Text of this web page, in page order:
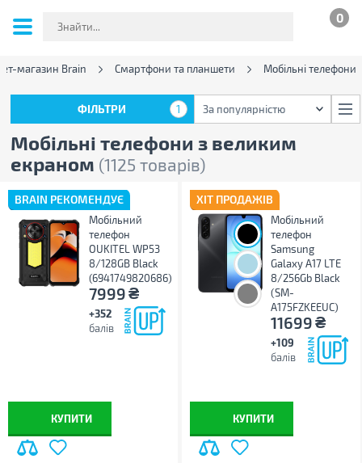
0
магазин Brain Смартфони та планшети Мобільні телефони
Мобільні телефони з великим
екраном (1125 товарів)
ФІЛЬТРИ 1 За популярністю
BRAIN РЕКОМЕНДУЄ
Мобільний
телефон
OUKITEL WP53
8/128GB Black
(6941749820686)
7999₴
+352
балів
КУПИТИ
ХІТ ПРОДАЖІВ
Мобільний
телефон
Samsung
Galaxy A17 LTE
8/256Gb Black
(SM-
A175FZKEEUC)
11699₴
+109
балів
КУПИТИ
ФІЛЬТРИ 1 За популярністю